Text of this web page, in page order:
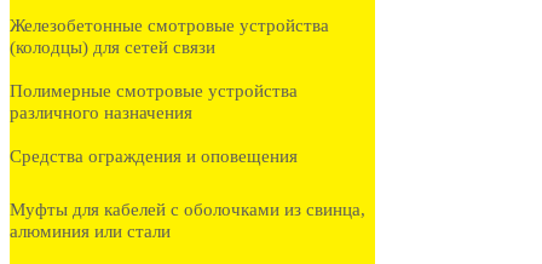
Железобетонные смотровые устройства
(колодцы) для сетей связи
Полимерные смотровые устройства
различного назначения
Средства ограждения и оповещения
Муфты для кабелей с оболочками из свинца,
алюминия или стали